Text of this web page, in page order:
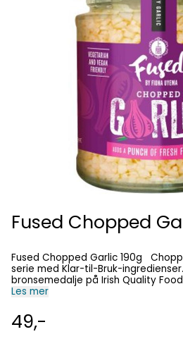
Fused Chopped
Fused Chopped Garlic 190g Chopped Garlic inngår i Fuseds
serie med Klar-til-Bruk-ingredienser. Vinner
bronsemedalje på Irish Quality
kategori. Utrolig allsidig i bruk. Tilsett hakket hvitløk til
marinader. Eller hvorfor ikke bruke
hvitløksbrød. For inspirasjon, sjekk ut Fionas enkle
Les mer
49,-